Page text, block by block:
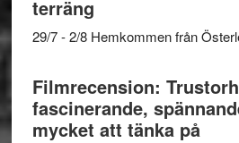
terräng
29/7 - 2/8 Hemkommen från
Filmrecension:
fascinerande,
mycket att tänka på